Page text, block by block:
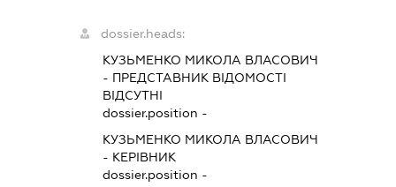
dossier.heads:
КУЗЬМЕНКО МИКОЛА ВЛАСОВИЧ
- ПРЕДСТАВНИК ВІДОМОСТІ
ВІДСУТНІ
dossier.position -
КУЗЬМЕНКО МИКОЛА ВЛАСОВИЧ
- КЕРІВНИК
dossier.position -